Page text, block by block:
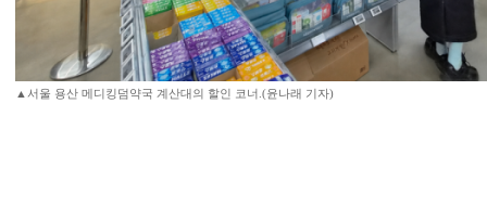
▲서울 용산 메디킹덤약국 계산대의 할인 코너.(윤나래 기자)